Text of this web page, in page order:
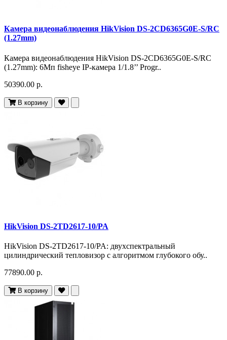
Камера видеонаблюдения HikVision DS-2CD6365G0E-S/RC
(1.27mm)
Камера видеонаблюдения HikVision DS-2CD6365G0E-S/RC
(1.27mm): 6Мп fisheye IP-камера 1/1.8’’ Progr..
50390.00 р.
В корзину
HikVision DS-2TD2617-10/PA
HikVision DS-2TD2617-10/PA: двухспектральный
цилиндрический тепловизор с алгоритмом глубокого обу..
77890.00 р.
В корзину